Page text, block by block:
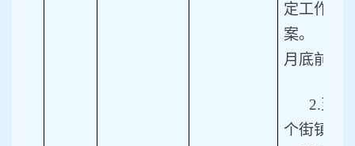
定工作方
案。（3
月底前）
2.至6
个街镇、